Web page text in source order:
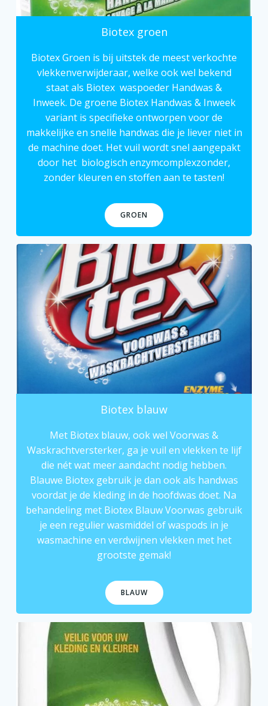
Biotex groen
Biotex Groen is bij uitstek de meest verkochte
vlekkenverwijderaar, welke ook wel bekend
staat als Biotex waspoeder Handwas &
Inweek. De groene Biotex Handwas & Inweek
variant is specifieke ontworpen voor de
makkelijke en snelle handwas die je liever niet in
de machine doet. Het vuil wordt snel aangepakt
door het biologisch enzymcomplexzonder,
zonder kleuren en stoffen aan te tasten!
GROEN
Biotex blauw
Met Biotex blauw, ook wel Voorwas &
Waskrachtversterker, ga je vuil en vlekken te lijf
die nét wat meer aandacht nodig hebben.
Blauwe Biotex gebruik je dan ook als handwas
voordat je de kleding in de hoofdwas doet. Na
behandeling met Biotex Blauw Voorwas gebruik
je een regulier wasmiddel ofwaspods in je
wasmachine en verdwijnen vlekken met het
grootste gemak!
BLAUW